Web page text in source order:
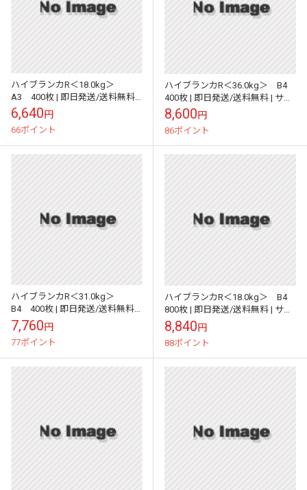
ハイブランカR＜18.0kg＞
A3 400枚 | 即日発送/送料無料 |
サイズ変更可 |
6,640円
66ポイント
ハイブランカR＜36.0kg＞ B4
400枚 | 即日発送/送料無料 | サイ
ズ変更可 |
8,600円
86ポイント
ハイブランカR＜31.0kg＞
B4 400枚 | 即日発送/送料無料 |
サイズ変更可 |
7,760円
77ポイント
ハイブランカR＜18.0kg＞ B4
800枚 | 即日発送/送料無料 | サイ
ズ変更可 |
8,840円
88ポイント